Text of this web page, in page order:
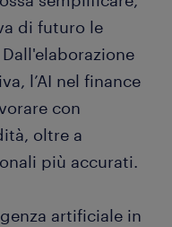
di futuro le
l’AI nel finance
con
oltre a
più accurati.
artificiale in